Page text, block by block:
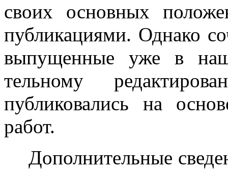
своих основных
публикациями. Однако
выпущенные уже в
тельному
публиковались на
работ.
Дополнительные